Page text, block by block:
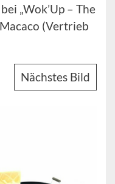
„Wok’Up – The
(Vertrieb
Nächstes Bild